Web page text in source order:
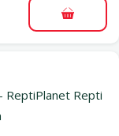
ReptiPlanet Repti